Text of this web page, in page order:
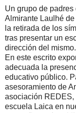
Un grupo de
Almirante Laulhé
la retirada de los
tras presentar un
dirección del mismo.
En este escrito
adecuada la
educativo público.
asesoramiento de
asociación REDES,
escuela Laica en